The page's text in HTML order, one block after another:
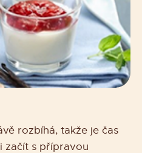
rozbíhá, takže je čas
začít s přípravou